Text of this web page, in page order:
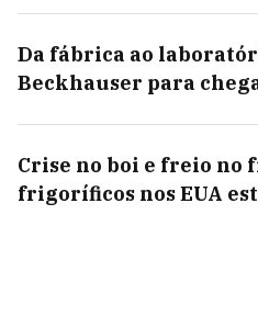
Da fábrica ao
Beckhauser para
Crise no boi e freio no
frigoríficos nos EUA